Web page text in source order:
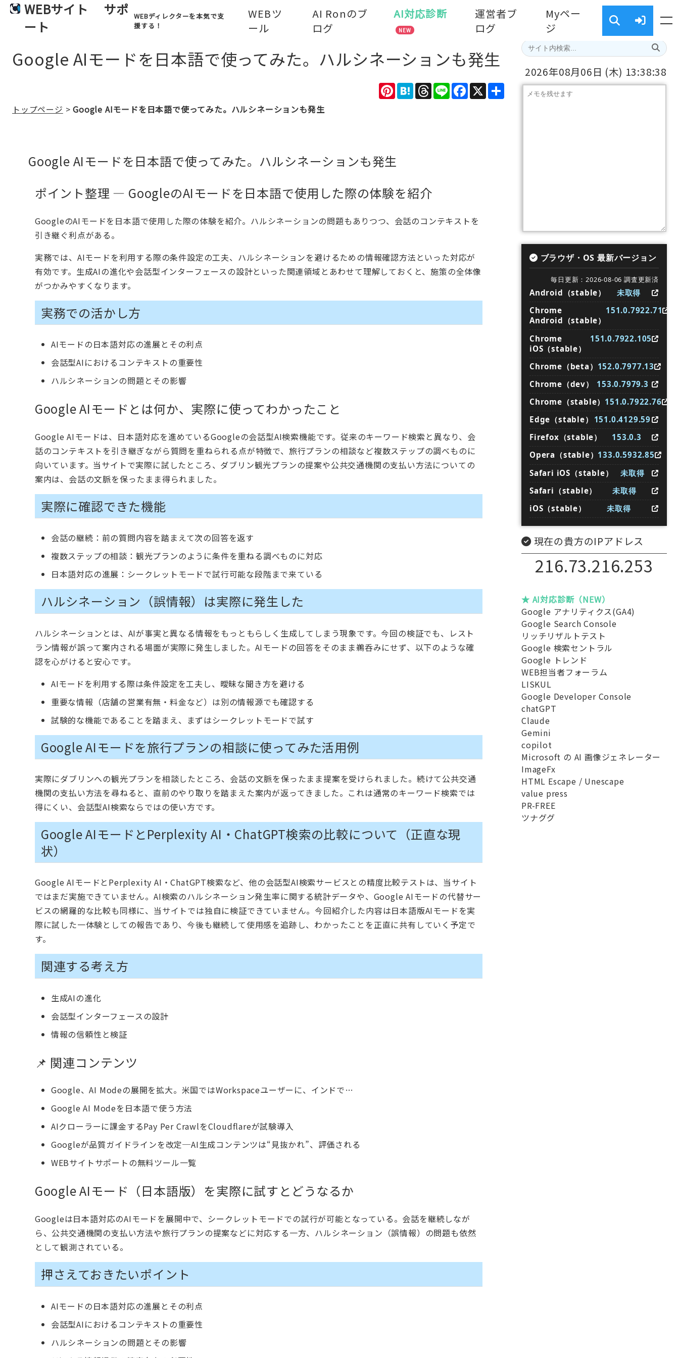
WEBサイト
サポ
ート
WEBディレクターを本気で支
援する！
WEBツ
ール
AI Ronのブ
ログ
AI対応診断
NEW
運営者ブ
ログ
Myペー
ジ
Google AIモードを日本語で使ってみた。ハルシネーションも発生
X
Facebook
Line
Threads
Hatena
Pinterest
トップページ >Google AIモードを日本語で使ってみた。ハルシネーションも発生
Google AIモードを日本語で使ってみた。ハルシネーションも発生
ポイント整理 — GoogleのAIモードを日本語で使用した際の体験を紹介
GoogleのAIモードを日本語で使用した際の体験を紹介。ハルシネーションの問題もありつつ、会話のコンテキストを
引き継ぐ利点がある。
実務では、AIモードを利用する際の条件設定の工夫、ハルシネーションを避けるための情報確認方法といった対応が
有効です。生成AIの進化や会話型インターフェースの設計といった関連領域とあわせて理解しておくと、施策の全体像
がつかみやすくなります。
実務での活かし方
AIモードの日本語対応の進展とその利点
会話型AIにおけるコンテキストの重要性
ハルシネーションの問題とその影響
Google AIモードとは何か、実際に使ってわかったこと
Google AIモードは、日本語対応を進めているGoogleの会話型AI検索機能です。従来のキーワード検索と異なり、会
話のコンテキストを引き継ぎながら質問を重ねられる点が特徴で、旅行プランの相談など複数ステップの調べものに
向いています。当サイトで実際に試したところ、ダブリン観光プランの提案や公共交通機関の支払い方法についての
案内は、会話の文脈を保ったまま得られました。
実際に確認できた機能
会話の継続：前の質問内容を踏まえて次の回答を返す
複数ステップの相談：観光プランのように条件を重ねる調べものに対応
日本語対応の進展：シークレットモードで試行可能な段階まで来ている
ハルシネーション（誤情報）は実際に発生した
ハルシネーションとは、AIが事実と異なる情報をもっともらしく生成してしまう現象です。今回の検証でも、レスト
ラン情報が誤って案内される場面が実際に発生しました。AIモードの回答をそのまま鵜呑みにせず、以下のような確
認を心がけると安心です。
AIモードを利用する際は条件設定を工夫し、曖昧な聞き方を避ける
重要な情報（店舗の営業有無・料金など）は別の情報源でも確認する
試験的な機能であることを踏まえ、まずはシークレットモードで試す
Google AIモードを旅行プランの相談に使ってみた活用例
実際にダブリンへの観光プランを相談したところ、会話の文脈を保ったまま提案を受けられました。続けて公共交通
機関の支払い方法を尋ねると、直前のやり取りを踏まえた案内が返ってきました。これは通常のキーワード検索では
得にくい、会話型AI検索ならではの使い方です。
Google AIモードとPerplexity AI・ChatGPT検索の比較について（正直な現
状）
Google AIモードとPerplexity AI・ChatGPT検索など、他の会話型AI検索サービスとの精度比較テストは、当サイト
ではまだ実施できていません。AI検索のハルシネーション発生率に関する統計データや、Google AIモードの代替サー
ビスの網羅的な比較も同様に、当サイトでは独自に検証できていません。今回紹介した内容は日本語版AIモードを実
際に試した一体験としての報告であり、今後も継続して使用感を追跡し、わかったことを正直に共有していく予定で
す。
関連する考え方
生成AIの進化
会話型インターフェースの設計
情報の信頼性と検証
📌 関連コンテンツ
Google、AI Modeの展開を拡大。米国ではWorkspaceユーザーに、インドで…
Google AI Modeを日本語で使う方法
AIクローラーに課金するPay Per CrawlをCloudflareが試験導入
Googleが品質ガイドラインを改定─AI生成コンテンツは“見抜かれ”、評価される
WEBサイトサポートの無料ツール一覧
Google AIモード（日本語版）を実際に試すとどうなるか
Googleは日本語対応のAIモードを展開中で、シークレットモードでの試行が可能となっている。会話を継続しなが
ら、公共交通機関の支払い方法や旅行プランの提案などに対応する一方、ハルシネーション（誤情報）の問題も依然
として観測されている。
押さえておきたいポイント
AIモードの日本語対応の進展とその利点
会話型AIにおけるコンテキストの重要性
ハルシネーションの問題とその影響
2026年08月06日 (木) 13:38:39
ブラウザ・OS 最新バージョン
毎日更新：2026-08-06 調査更新済
Android（stable）
未取得
Chrome
Android（stable）
151.0.7922.71
Chrome
iOS（stable）
151.0.7922.105
Chrome（beta） 152.0.7977.13
Chrome（dev）
153.0.7979.3
Chrome（stable） 151.0.7922.76
Edge（stable）
151.0.4129.59
Firefox（stable）
153.0.3
Opera（stable） 133.0.5932.85
Safari iOS（stable）
未取得
Safari（stable）
未取得
iOS（stable）
未取得
現在の貴方のIPアドレス
216.73.216.253
★ AI対応診断（NEW）
Google アナリティクス(GA4)
Google Search Console
リッチリザルトテスト
Google 検索セントラル
Google トレンド
WEB担当者フォーラム
LISKUL
Google Developer Console
chatGPT
Claude
Gemini
copilot
Microsoft の AI 画像ジェネレーター
ImageFx
HTML Escape / Unescape
value press
PR-FREE
ツナググ